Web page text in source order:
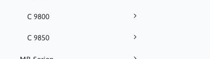
C 9800
C 9850